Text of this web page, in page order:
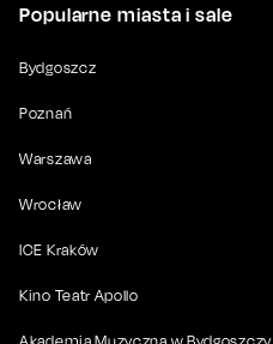
Popularne miasta i sale
Bydgoszcz
Poznań
Warszawa
Wrocław
ICE Kraków
Kino Teatr Apollo